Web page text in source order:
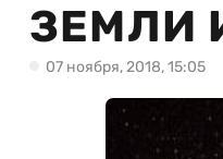
ЗЕМЛИ
07 ноября, 2018, 15:05